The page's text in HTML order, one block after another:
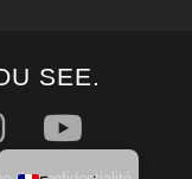
SEE.
English
Español